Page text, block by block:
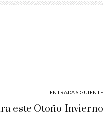
ENTRADA SIGUIENTE
este Otoño-Invierno